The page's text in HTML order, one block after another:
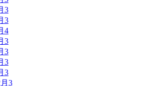
3
3
4
3
3
3
3
3